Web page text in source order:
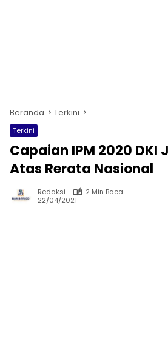
Beranda Terkini
Terkini
Capaian IPM 2020 DKI
Atas Rerata Nasional
Redaksi
2 Min Baca
22/04/2021